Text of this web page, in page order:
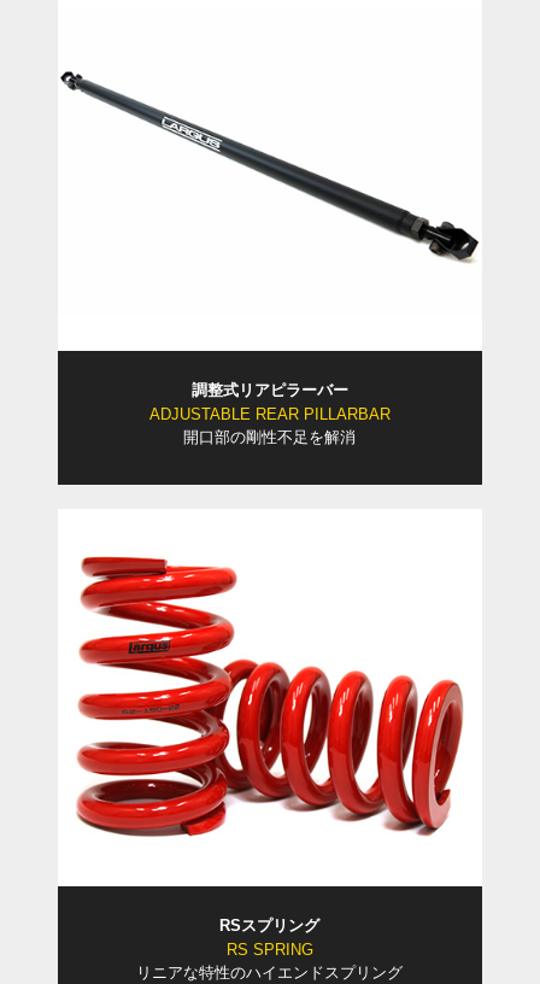
調整式リアピラーバー
ADJUSTABLE REAR PILLARBAR
開口部の剛性不足を解消
RSスプリング
RS SPRING
リニアな特性のハイエンドスプリング